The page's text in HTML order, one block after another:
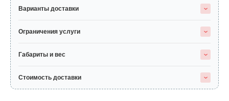
Варианты доставки
Ограничения услуги
Габариты и вес
Стоимость доставки